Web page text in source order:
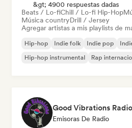
&gt; 4900 respuestas dadas
Beats / Lo-fiChill / Lo-fi Hip-Hop
Música countryDrill / Jersey
Agregar artistas a mis playlists de
Hip-hop Indie folk Indie pop
Hip-hop instrumental
Rap
Good Vibrations Radio
Emisoras De Radio